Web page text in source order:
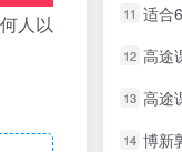
人以
11 适合6-12
12 高途
13 高途
14 博新